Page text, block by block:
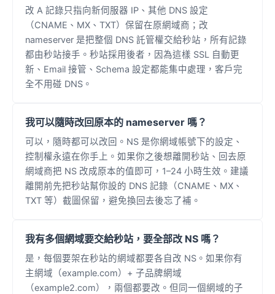
改 A 記錄只指向新伺服器 IP、其他 DNS 設定
（CNAME、MX、TXT）保留在原網域商；改
nameserver 是把整個 DNS 託管權交給秒站，所有記錄
都由秒站接手。秒站採用後者，因為這樣 SSL 自動更
新、Email 接管、Schema 設定都能集中處理，客戶完
全不用碰 DNS。
我可以隨時改回原本的 nameserver 嗎？
可以，隨時都可以改回。NS 是你網域帳號下的設定、
控制權永遠在你手上。如果你之後想離開秒站、回去原
網域商把 NS 改成原本的值即可，1–24 小時生效。建議
離開前先把秒站幫你設的 DNS 記錄（CNAME、MX、
TXT 等）截圖保留，避免換回去後忘了補。
我有多個網域要交給秒站，要全部改 NS 嗎？
是，每個要架在秒站的網域都要各自改 NS。如果你有
主網域（example.com）+ 子品牌網域
（example2.com），兩個都要改。但同一個網域的子